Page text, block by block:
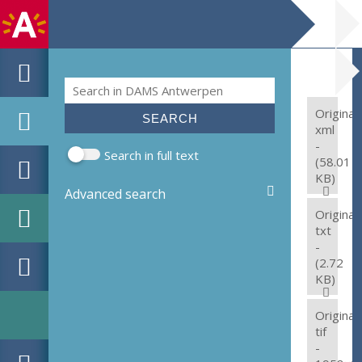
Search form
Search
Search in full text
Advanced search
Original:
xml
-
(58.01
KB)
Original:
txt
-
(2.72
KB)
Original:
tif
-